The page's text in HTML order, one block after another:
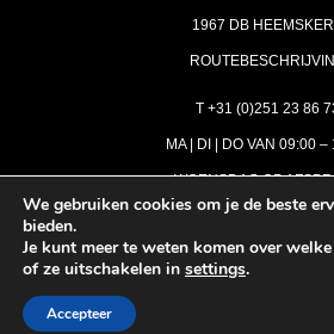
1967 DB
T +31 (0)251 23 86
MA | DI | DO VAN 09:00 –
WOENSDAG OP
INFO@ASTH.NL
We gebruiken cookies om je de beste
bieden.
Je kunt meer te weten komen over
of ze uitschakelen in settings.
Accepteer